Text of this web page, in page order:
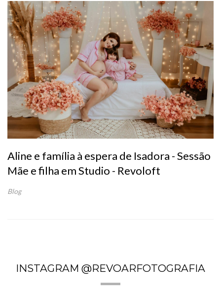
Aline e família à espera de Isadora - Sessão
Mãe e filha em Studio - Revoloft
Blog
INSTAGRAM @REVOARFOTOGRAFIA